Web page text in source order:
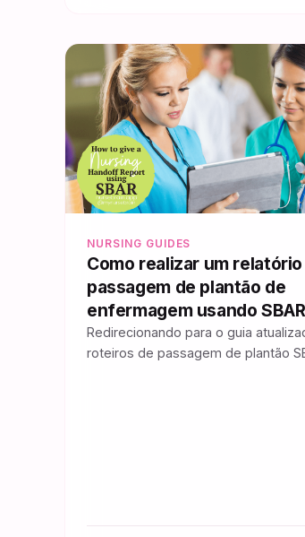
NURSING GUIDES
Como realizar um
passagem de plantão de
enfermagem usando SBAR
Redirecionando para o guia
roteiros de passagem de plantão